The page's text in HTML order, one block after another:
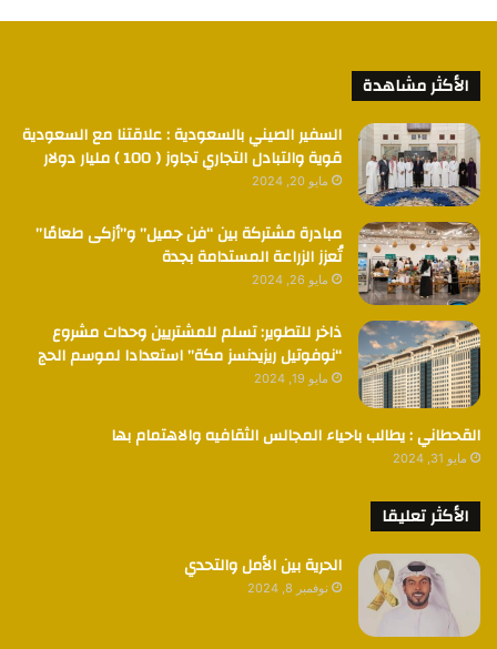
الأكثر مشاهدة
السفير الصيني بالسعودية : علاقتنا مع السعودية
قوية والتبادل التجاري تجاوز ( 100 ) مليار دولار
مايو 20, 2024
مبادرة مشتركة بين “فن جميل” و”أزكى طعامًا”
تُعزز الزراعة المستدامة بجدة
مايو 26, 2024
ذاخر للتطوير: تسلم للمشتريين وحدات مشروع
“نوفوتيل ريزيدنسز مكة” استعدادا لموسم الحج
مايو 19, 2024
القحطاني : يطالب باحياء المجالس الثقافيه والاهتمام بها
مايو 31, 2024
الأكثر تعليقا
الحرية بين الأمل والتحدي
نوفمبر 8, 2024